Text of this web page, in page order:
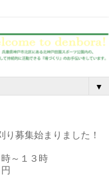
▼
り募集始まりました！
～１３時